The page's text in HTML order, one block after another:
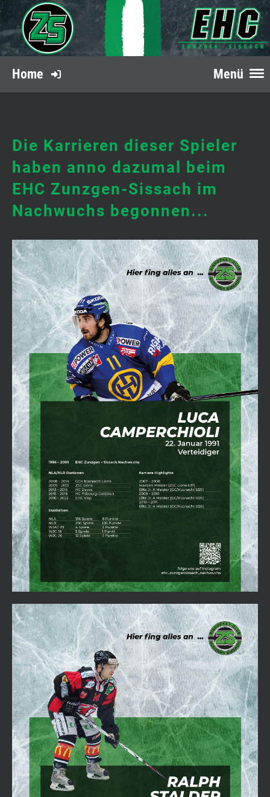
Menü
Home
Die Karrieren dieser Spieler
haben anno dazumal beim
EHC Zunzgen-Sissach im
Nachwuchs begonnen...